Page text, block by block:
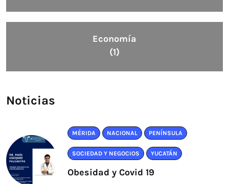
Economía
(1)
Noticias
MÉRIDA NACIONAL PENÍNSULA
SOCIEDAD Y NEGOCIOS YUCATÁN
Obesidad y Covid 19